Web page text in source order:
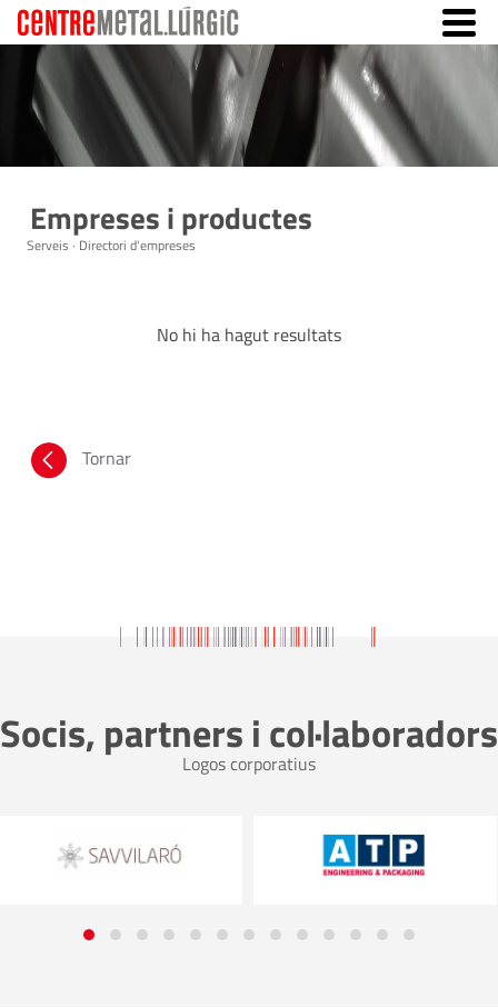
Empreses i productes
Serveis · Directori d'empreses
No hi ha hagut resultats
Tornar
Socis, partners i col·laboradors
Logos corporatius